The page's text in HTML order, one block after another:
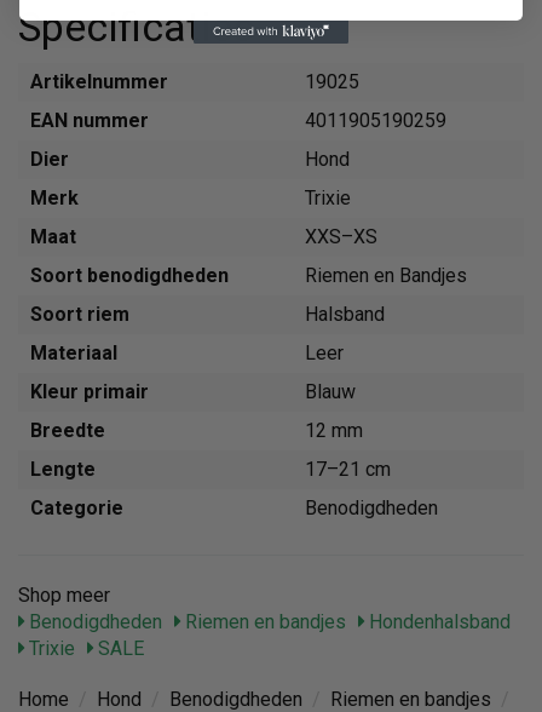
Specificaties
Artikelnummer
19025
EAN nummer
4011905190259
Dier
Hond
Merk
Trixie
Maat
XXS–XS
Soort benodigdheden
Riemen en Bandjes
Soort riem
Halsband
Materiaal
Leer
Kleur primair
Blauw
Breedte
12 mm
Lengte
17–21 cm
Categorie
Benodigdheden
Shop meer
Benodigdheden
Riemen en bandjes
Hondenhalsband
Trixie
SALE
Home Hond Benodigdheden Riemen en bandjes